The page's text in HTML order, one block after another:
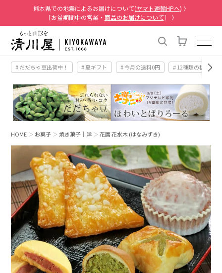
熊本県での地震によるお届けについて(ヤマト運輸HPへ) 〉
［お盆期間中の営業・ 商品のお届けについて］ 〉
# だだちゃ豆出荷中！ # 夏ギフト # 今月の送料0円 # 12種類の桃
HOME お菓子 焼き菓子｜洋 花暦 花水木 (はなみずき)